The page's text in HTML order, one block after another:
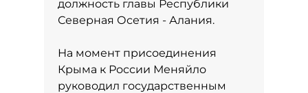
должность главы Республики
Северная Осетия - Алания.
На момент присоединения
Крыма к России Меняйло
руководил государственным